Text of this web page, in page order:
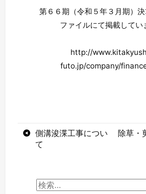
第６６期（令和５年３月期）
ファイルにて掲載してい
http://
futo.jp/company/
投 側溝浚渫工事につい
て
除草・
検